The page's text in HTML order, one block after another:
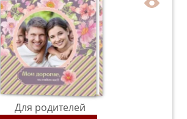
Для родителей